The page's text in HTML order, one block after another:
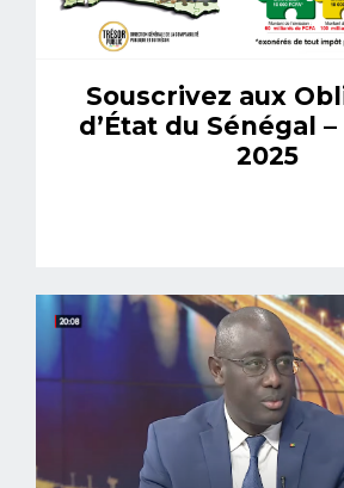
Souscrivez aux
d’État du Sénégal
2025